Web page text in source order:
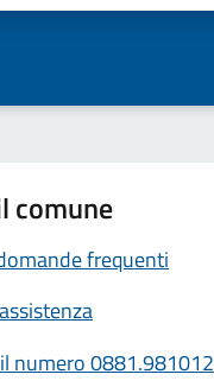
comune
frequenti
numero 0881.981012